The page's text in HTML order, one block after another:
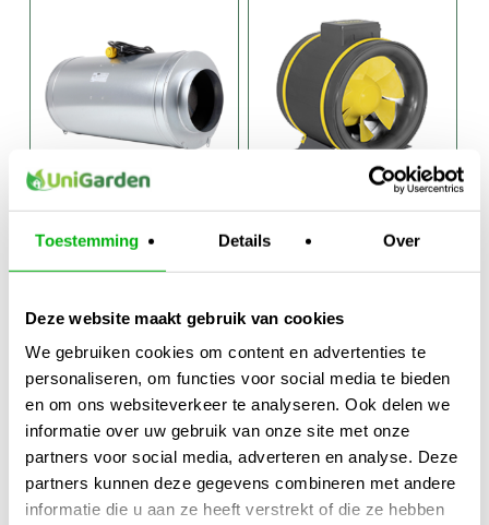
Toestemming Details Over
Deze website maakt gebruik van cookies
We gebruiken cookies om content en advertenties te
personaliseren, om functies voor social media te bieden
en om ons websiteverkeer te analyseren. Ook delen we
informatie over uw gebruik van onze site met onze
partners voor social media, adverteren en analyse. Deze
partners kunnen deze gegevens combineren met andere
informatie die u aan ze heeft verstrekt of die ze hebben
€714,95
Can-Fan Q-Max
AC 3 Speed
€667,95Prijsklasse:
€325,95
tot
€667,95
Can Max-Fan Pro
EC
€689,95
€437,95
tot
€689,95